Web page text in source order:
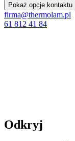
Pokaż opcje kontaktu
firma@thermolam.pl
61 812 41 84
Odkryj